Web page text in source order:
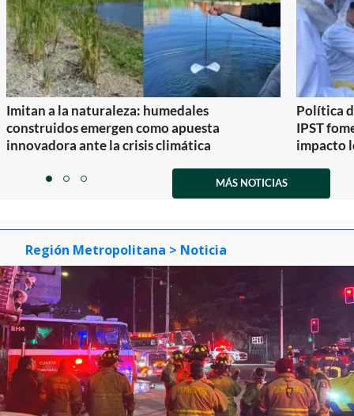
Imitan a la naturaleza: humedales
construidos emergen como apuesta
innovadora ante la crisis climática
Política
IPST
impacto
itemitemitem
MÁS NOTICIAS
Región Metropolitana > Noticia